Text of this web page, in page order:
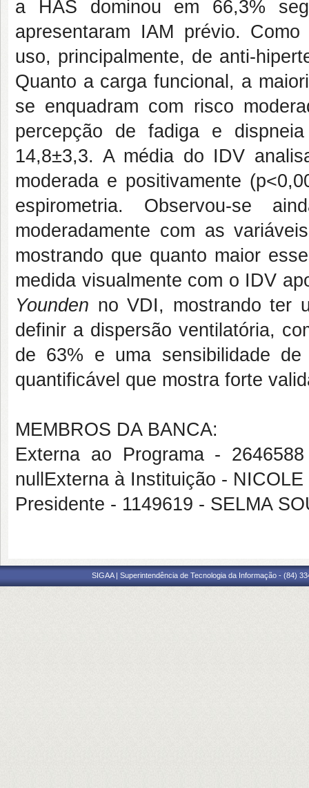
a HAS dominou em 66,3%
apresentaram IAM prévio.
uso, principalmente, de anti-
Quanto a carga funcional, a
se enquadram com risco
percepção de fadiga e
14,8±3,3. A média do IDV
moderada e positivamente
espirometria. Observou-se
moderadamente com as
mostrando que quanto maior
medida visualmente com o IDV
Younden no VDI, mostrando ter
definir a dispersão ventilatória,
de 63% e uma sensibilidade
quantificável que mostra forte
MEMBROS DA BANCA:
Externa ao Programa -
nullExterna à Instituição -
Presidente - 1149619 - SELMA
SIGAA | Superintendência de Tecnologia da Informação - (84)